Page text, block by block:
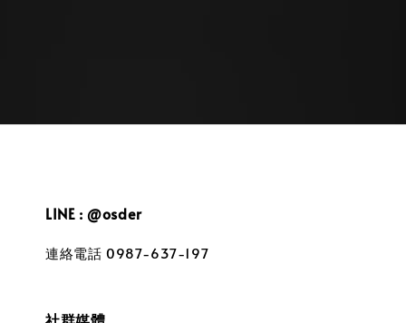
LINE : @osder
連絡電話 0987-637-197
社群媒體